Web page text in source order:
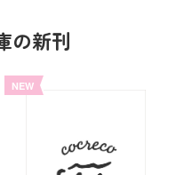
の新刊
NEW